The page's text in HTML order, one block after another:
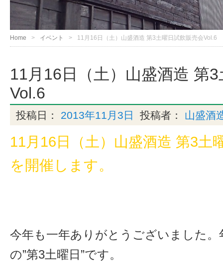
Home イベント 11月16日（土）山盛酒造 第3土曜日試飲販売会Vol.6
11月16日（土）山盛酒造 第
Vol.6
投稿日： 2013年11月3日 投稿者： 山盛酒
11月16日（土）山盛酒造 第3土
を開催します。
今年も一年ありがとうございました
の”第3土曜日”です。